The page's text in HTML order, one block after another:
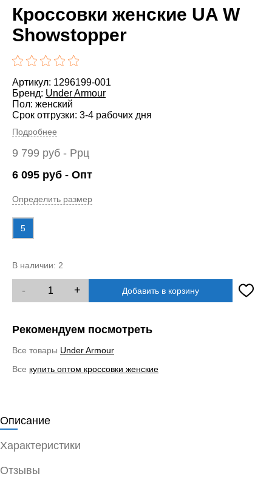
Кроссовки женские UA W
Showstopper
Артикул: 1296199-001
Бренд: Under Armour
Пол: женский
Срок отгрузки: 3-4 рабочих дня
Подробнее
9 799 руб - Ррц
6 095 руб - Опт
Определить размер
5
В наличии: 2
- + Добавить в корзину
Рекомендуем посмотреть
Все товары Under Armour
Все купить оптом кроссовки женские
Описание
Характеристики
Отзывы